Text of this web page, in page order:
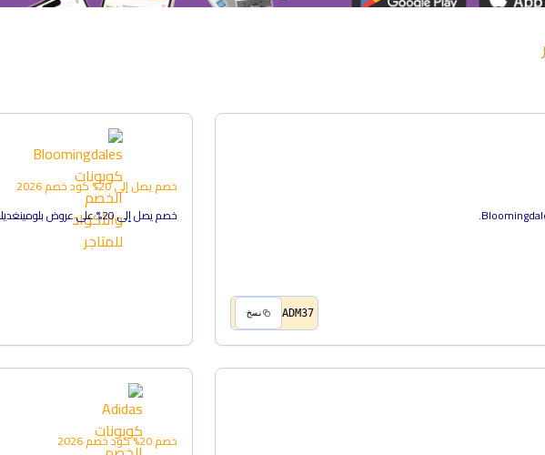
ADM37 نسخ
خصم يصل إلى 20% كود خصم2026
خصم يصل إلى 20% على عروض بلومينغديلز
خصم 20% كود خصم2026